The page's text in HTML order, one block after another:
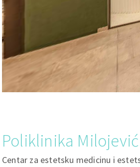
Poliklinika Milojević
Centar za estetsku medicinu i